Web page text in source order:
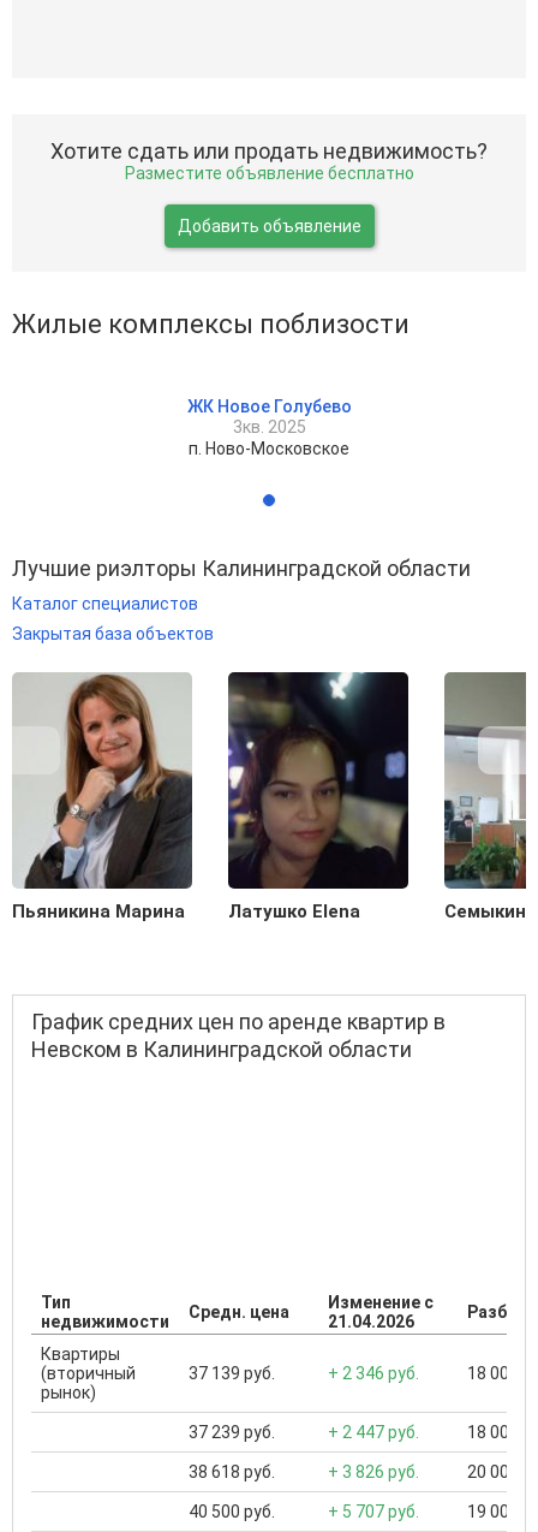
Хотите сдать или продать недвижимость?
Разместите объявление бесплатно
Добавить объявление
Жилые комплексы поблизости
ЖК Новое Голубево
3кв. 2025
п. Ново-Московское
Лучшие риэлторы Калининградской области
Каталог специалистов
Закрытая база объектов
Пьяникина Марина Латушко Elena
График средних цен по аренде квартир в
Невском в Калининградской области
Тип
недвижимости
Средн. цена
Изменение с
21.04.2026
Квартиры
(вторичный
рынок)
37 139 руб. + 2 346 руб. 18 000
37 239 руб. + 2 447 руб. 18 000
38 618 руб. + 3 826 руб. 20 000
40 500 руб. + 5 707 руб. 19 000